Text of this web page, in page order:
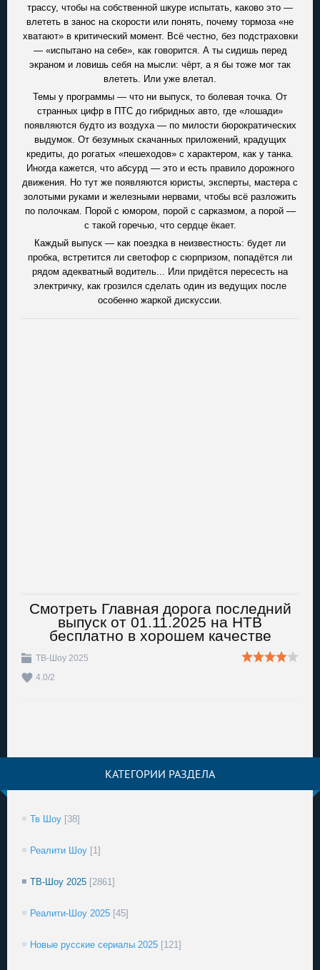
трассу, чтобы на собственной шкуре испытать, каково это —
влететь в занос на скорости или понять, почему тормоза «не
хватают» в критический момент. Всё честно, без подстраховки
— «испытано на себе», как говорится. А ты сидишь перед
экраном и ловишь себя на мысли: чёрт, а я бы тоже мог так
влететь. Или уже влетал.
Темы у программы — что ни выпуск, то болевая точка. От
странных цифр в ПТС до гибридных авто, где «лошади»
появляются будто из воздуха — по милости бюрократических
выдумок. От безумных скачанных приложений, крадущих
кредиты, до рогатых «пешеходов» с характером, как у танка.
Иногда кажется, что абсурд — это и есть правило дорожного
движения. Но тут же появляются юристы, эксперты, мастера с
золотыми руками и железными нервами, чтобы всё разложить
по полочкам. Порой с юмором, порой с сарказмом, а порой —
с такой горечью, что сердце ёкает.
Каждый выпуск — как поездка в неизвестность: будет ли
пробка, встретится ли светофор с сюрпризом, попадётся ли
рядом адекватный водитель... Или придётся пересесть на
электричку, как грозился сделать один из ведущих после
особенно жаркой дискуссии.
Смотреть Главная дорога последний
выпуск от 01.11.2025 на НТВ
бесплатно в хорошем качестве
ТВ-Шоу 2025
4.0/2
КАТЕГОРИИ РАЗДЕЛА
Тв Шоу [38]
Реалити Шоу [1]
ТВ-Шоу 2025 [2861]
Реалити-Шоу 2025 [45]
Новые русские сериалы 2025 [121]